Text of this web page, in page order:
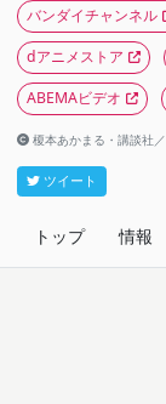
バンダイチャンネル
dアニメストア
ABEMAビデオ
榎本あかまる・講談社
ツイート
トップ 情報